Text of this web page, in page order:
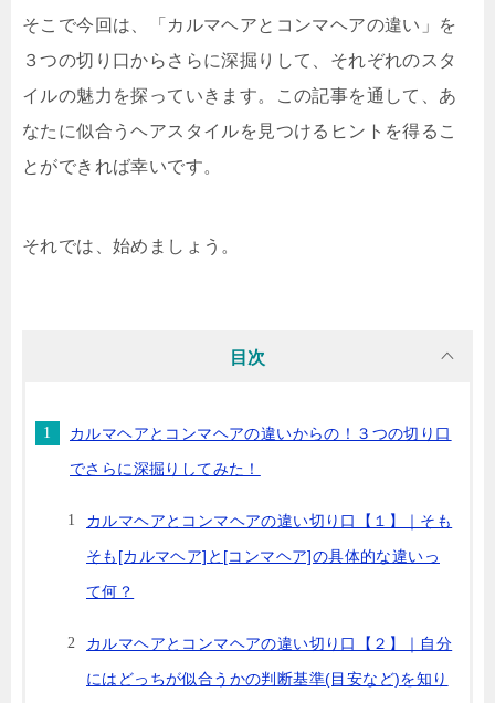
そこで今回は、「カルマヘアとコンマヘアの違い」を
３つの切り口からさらに深掘りして、それぞれのスタ
イルの魅力を探っていきます。この記事を通して、あ
なたに似合うヘアスタイルを見つけるヒントを得るこ
とができれば幸いです。
それでは、始めましょう。
目次
カルマヘアとコンマヘアの違いからの！３つの切り口
でさらに深掘りしてみた！
カルマヘアとコンマヘアの違い切り口【１】｜そも
そも[カルマヘア]と[コンマヘア]の具体的な違いっ
て何？
カルマヘアとコンマヘアの違い切り口【２】｜自分
にはどっちが似合うかの判断基準(目安など)を知り